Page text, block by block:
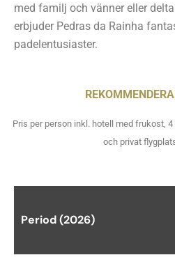
med familj och vänner eller
erbjuder Pedras da Rainha
padelentusiaster.
Pris per person inkl. hotell med frukost,
och privat
Period (2026)